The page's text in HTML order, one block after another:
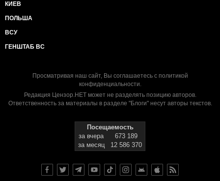
КИЕВ
ПОЛЬША
ВСУ
ГЕНШТАБ ВС
Просматривая наш сайт, Вы соглашаетесь с политикой
конфиденциальности.
Редакция Цензор.НЕТ может не разделять позицию авторов.
Ответственность за материалы в разделе "Блоги" несут авторы текстов.
Посещаемость
за вчера
673 189
за месяц
12 586 370